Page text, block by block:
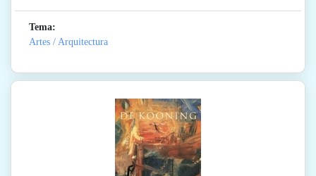
Tema:
Artes / Arquitectura